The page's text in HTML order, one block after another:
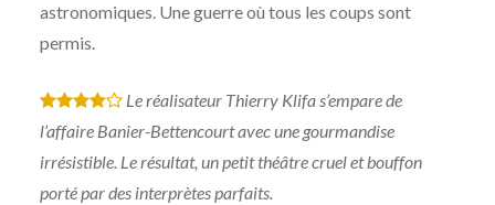
astronomiques. Une guerre où tous les coups sont
permis.
* * * *
Le réalisateur Thierry Klifa s’empare de
l’affaire Banier-Bettencourt avec une gourmandise
irrésistible. Le résultat, un petit théâtre cruel et bouffon
porté par des interprètes parfaits.